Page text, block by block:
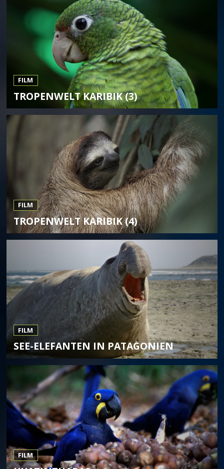
FILM
TROPENWELT KARIBIK (3)
FILM
TROPENWELT KARIBIK (4)
FILM
SEE-ELEFANTEN IN PATAGONIEN
FILM